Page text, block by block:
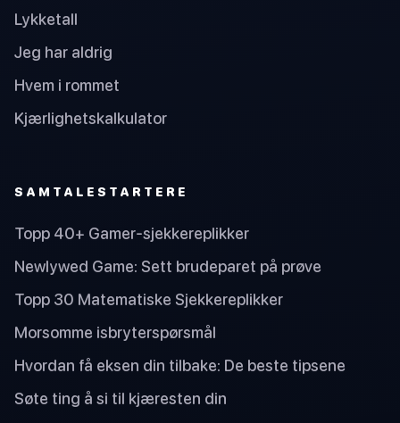
Lykketall
Jeg har aldrig
Hvem i rommet
Kjærlighetskalkulator
SAMTALESTARTERE
Topp 40+ Gamer-sjekkereplikker
Newlywed Game: Sett brudeparet på prøve
Topp 30 Matematiske Sjekkereplikker
Morsomme isbryterspørsmål
Hvordan få eksen din tilbake: De beste tipsene
Søte ting å si til kjæresten din